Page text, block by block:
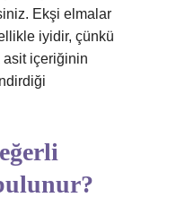
Ekşi elmalar
iyidir, çünkü
içeriğinin